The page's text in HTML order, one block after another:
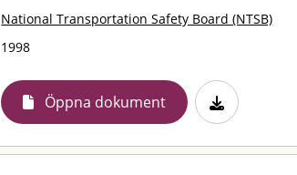
National Transportation Safety Board (NTSB)
1998
Öppna dokument